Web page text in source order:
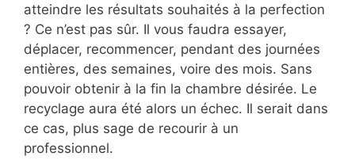
atteindre les résultats souhaités à la perfection
? Ce n’est pas sûr. Il vous faudra essayer,
déplacer, recommencer, pendant des journées
entières, des semaines, voire des mois. Sans
pouvoir obtenir à la fin la chambre désirée. Le
recyclage aura été alors un échec. Il serait dans
ce cas, plus sage de recourir à un
professionnel.